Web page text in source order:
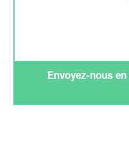
Envoyez-nous